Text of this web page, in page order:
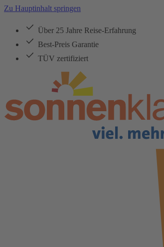
Zu Hauptinhalt springen
Über 25 Jahre Reise-Erfahrung
Best-Preis Garantie
TÜV zertifiziert